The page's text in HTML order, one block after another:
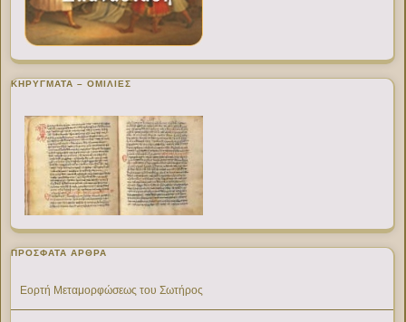
ΚΗΡΥΓΜΑΤΑ – ΟΜΙΛΙΕΣ
ΠΡΌΣΦΑΤΑ ΆΡΘΡΑ
Εορτή Μεταμορφώσεως του Σωτήρος